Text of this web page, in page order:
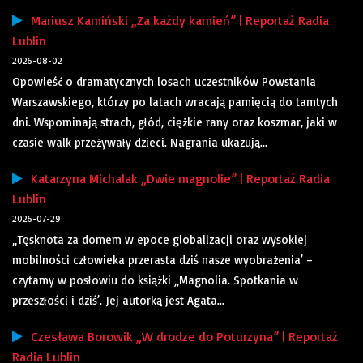
Mariusz Kamiński „Za każdy kamień” | Reportaż Radia
Lublin
2026-08-02
Opowieść o dramatycznych losach uczestników Powstania
Warszawskiego, którzy po latach wracają pamięcią do tamtych
dni. Wspominają strach, głód, ciężkie rany oraz koszmar, jaki w
czasie walk przeżywały dzieci. Nagrania ukazują...
Katarzyna Michalak „Dwie magnolie” | Reportaż Radia
Lublin
2026-07-29
„Tęsknota za domem w epoce globalizacji oraz wysokiej
mobilności człowieka przerasta dziś nasze wyobrażenia’ –
czytamy w posłowiu do książki „Magnolia. Spotkania w
przeszłości i dziś’. Jej autorką jest Agata...
Czesława Borowik „W drodze do Poturzyna” | Reportaż
Radia Lublin